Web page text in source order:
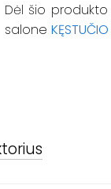
Dėl šio
salone